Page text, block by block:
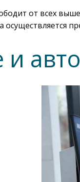
от всех
осуществляется